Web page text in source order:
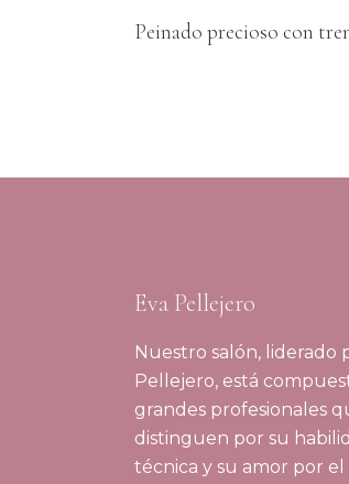
Peinado precioso con
Eva Pellejero
Nuestro salón, liderado
Pellejero, está
grandes profesionales
distinguen por su
técnica y su amor por el